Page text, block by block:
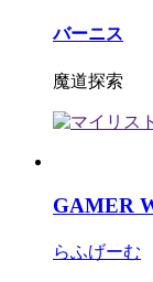
バーニス
魔道探索
GAMER
らふげーむ